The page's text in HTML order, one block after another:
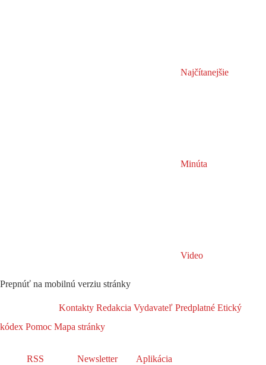
Najčítanejšie
Minúta
Video
Prepnúť na mobilnú verziu stránky
Kontakty Redakcia Vydavateľ Predplatné Etický
kódex Pomoc Mapa stránky
RSS Newsletter Aplikácia